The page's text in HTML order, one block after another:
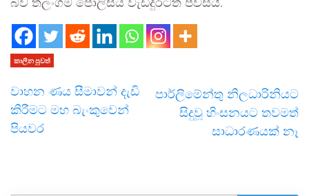
බව තලංගම පොලිසිය වැඩිදුරටත් පවසයි.
කාලීන පුවත්
වාහන ණය සීමාවන් දැඩි
කිරීමට මහ බැංකුවෙන්
පියවර
පාර්ලිමේන්තු නිලධාරිනියට
සිදුවූ හිංසනයට තවමත්
සාධාරණයක් නෑ